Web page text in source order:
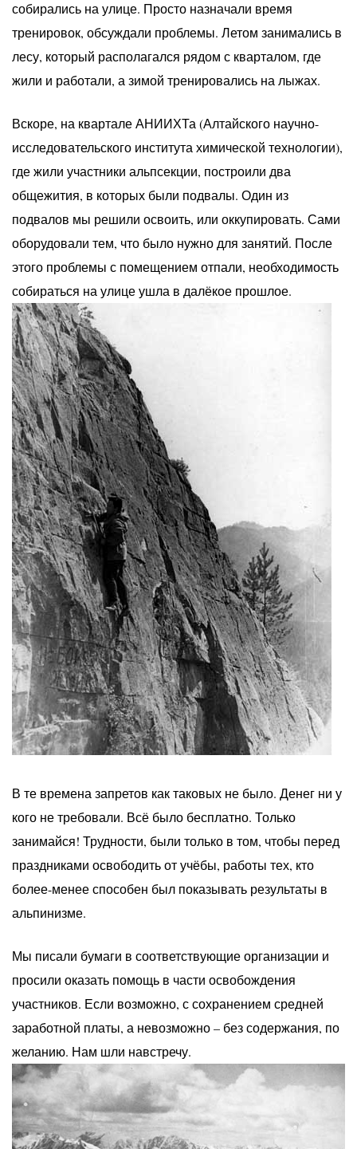
собирались на улице. Просто назначали время
тренировок, обсуждали проблемы. Летом занимались в
лесу, который располагался рядом с кварталом, где
жили и работали, а зимой тренировались на лыжах.
Вскоре, на квартале АНИИХТа (Алтайского научно-
исследовательского института химической технологии),
где жили участники альпсекции, построили два
общежития, в которых были подвалы. Один из
подвалов мы решили освоить, или оккупировать. Сами
оборудовали тем, что было нужно для занятий. После
этого проблемы с помещением отпали, необходимость
собираться на улице ушла в далёкое прошлое.
В те времена запретов как таковых не было. Денег ни у
кого не требовали. Всё было бесплатно. Только
занимайся! Трудности, были только в том, чтобы перед
праздниками освободить от учёбы, работы тех, кто
более-менее способен был показывать результаты в
альпинизме.
Мы писали бумаги в соответствующие организации и
просили оказать помощь в части освобождения
участников. Если возможно, с сохранением средней
заработной платы, а невозможно – без содержания, по
желанию. Нам шли навстречу.